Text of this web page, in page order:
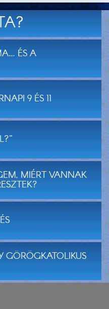
ÉS A
9 ÉS 11
MIÉRT VANNAK
GÖRÖGKATOLIKUS